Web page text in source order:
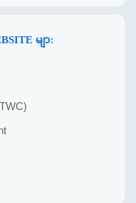
မျာ: